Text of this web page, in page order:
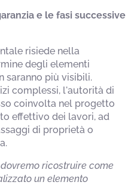
e le fasi successive
risiede nella
degli elementi
saranno più visibili.
complessi, l'autorità di
coinvolta nel progetto
effettivo dei lavori, ad
di proprietà o
ricostruire come
un elemento